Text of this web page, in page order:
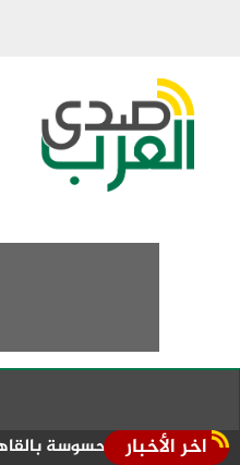
اخر الأخبار
بالقاهرة 38 درجة